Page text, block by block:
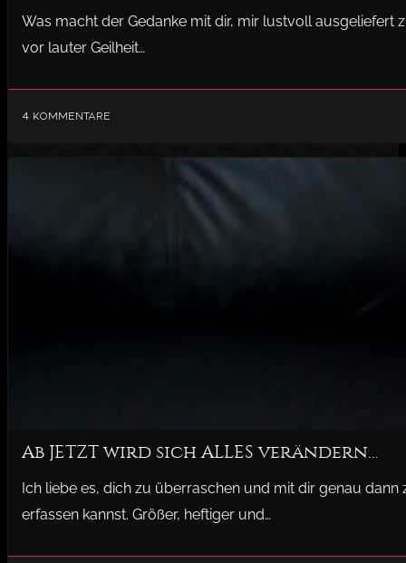
Was macht der Gedanke mit dir, mir lustvoll ausgeliefert
vor lauter Geilheit…
4 Kommentare
Ab JETZT wird sich ALLES verändern…
Ich liebe es, dich zu überraschen und mit dir genau
erfassen kannst. Größer, heftiger und…